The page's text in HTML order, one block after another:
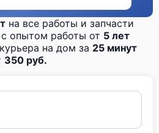
на все работы и запчасти
опытом работы от 5 лет
на дом за 25 минут
350 руб.